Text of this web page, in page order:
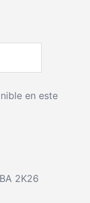
en este
2K26